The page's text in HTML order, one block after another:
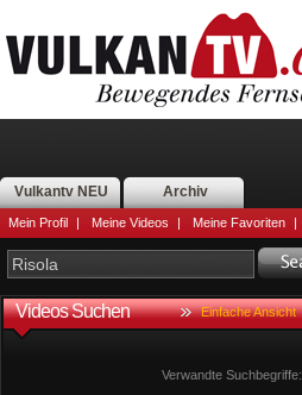
Vulkantv NEU Archiv
Mein Profil | Meine Videos | Meine Favoriten |
Videos Suchen Einfache Ansicht
Verwandte Suchbegriffe: